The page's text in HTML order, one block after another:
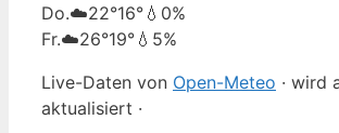
Do.☁️22°16° 💧0%
Fr.☁️26°19° 💧5%
Live-Daten von Open-Meteo · wird
aktualisiert ·